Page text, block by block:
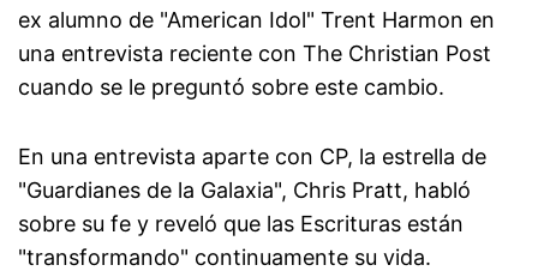
ex alumno de "American Idol" Trent Harmon en
una entrevista reciente con The Christian Post
cuando se le preguntó sobre este cambio.
En una entrevista aparte con CP, la estrella de
"Guardianes de la Galaxia", Chris Pratt, habló
sobre su fe y reveló que las Escrituras están
"transformando" continuamente su vida.